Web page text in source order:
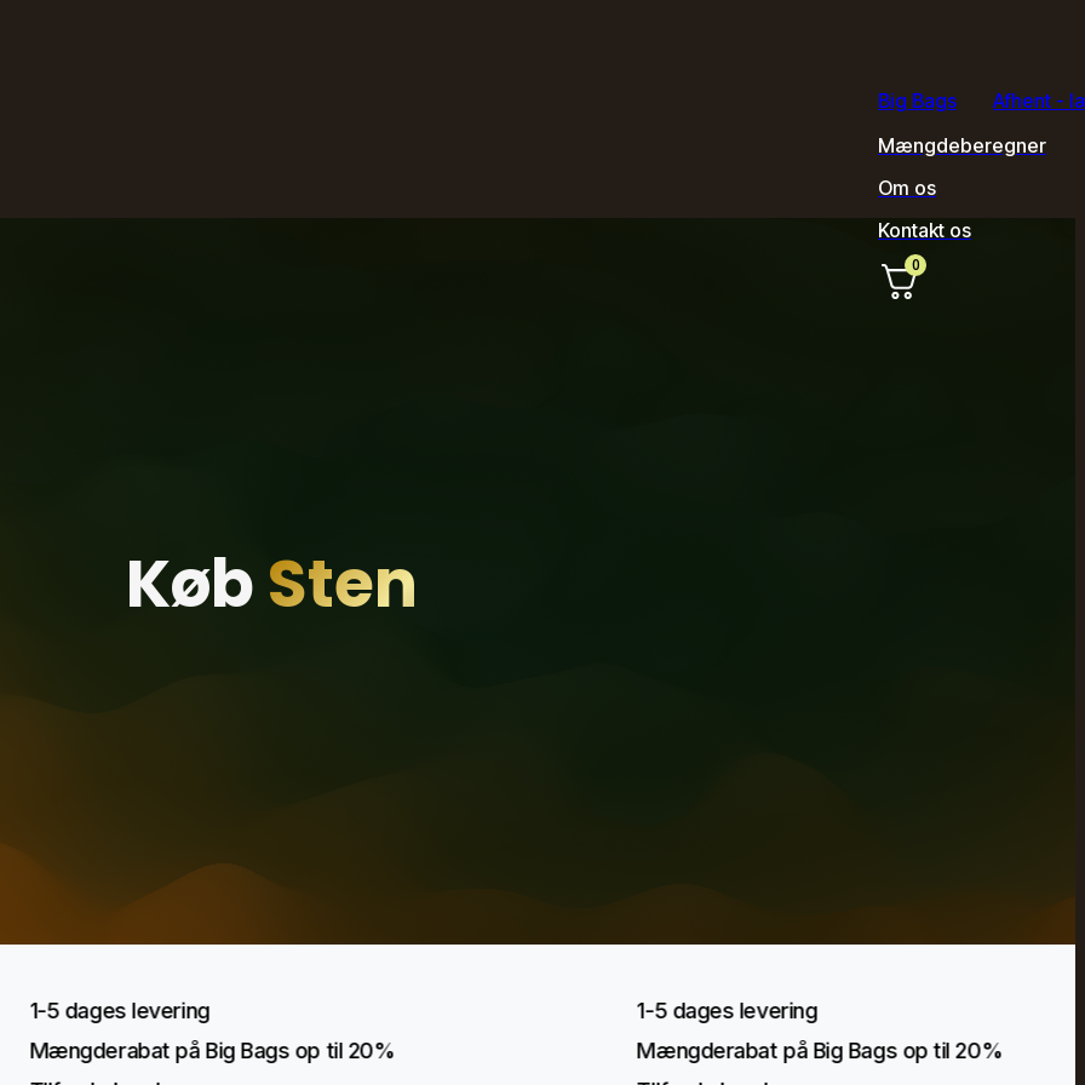
Big Bags
Afhent -
Mængdeberegner
Om os
Kontakt os
0
KøbSten
1-5 dages levering
Mængderabat på Big Bags op til 20%
1-5 dages levering
Mængderabat på Big Bags op til 20%